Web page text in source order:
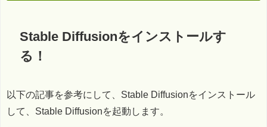
Stable Diffusionをインストールす
る！
以下の記事を参考にして、Stable Diffusionをインストール
して、Stable Diffusionを起動します。